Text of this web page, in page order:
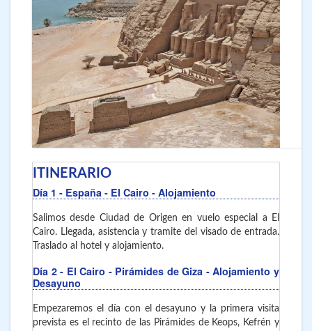
ITINERARIO
Día 1 - España - El Cairo - Alojamiento
Salimos desde Ciudad de Origen en vuelo especial a El
Cairo. Llegada, asistencia y tramite del visado de entrada.
Traslado al hotel y alojamiento.
Día 2 - El Cairo - Pirámides de Giza - Alojamiento y
Desayuno
Empezaremos el día con el desayuno y la primera visita
prevista es el recinto de las Pirámides de Keops, Kefrén y